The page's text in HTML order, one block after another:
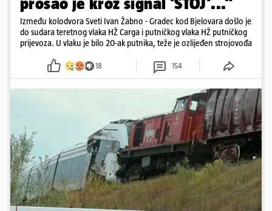
Između kolodvora Sveti Ivan Žabno - Gradec kod Bjelovara došlo je
do sudara teretnog vlaka HŽ Carga i putničkog vlaka HŽ putničkog
prijevoza. U vlaku je bilo 20-ak putnika, teže je ozlijeđen strojovođa
18 154